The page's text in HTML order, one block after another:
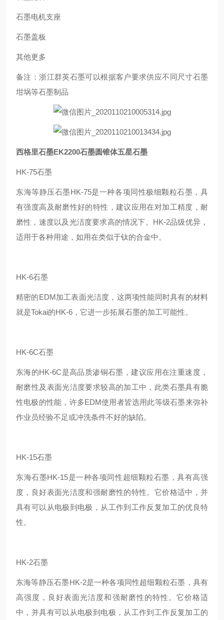
石墨电机支座
石墨盖板
其他更多
备注：浙江群英石墨可以根据客户要求供应不同尺寸石墨
坩埚等石墨制品
西格里石墨EK2200石墨圆锥体五星石墨
HK-75石墨
东海等静压石墨HK-75是一种各项同性极细颗粒石墨，具
有强度高及耐磨性好的特性，建议应用在对加工精度，耐
磨性，速度以及光洁度要求高的情况下。HK-2品级优异，
适用于各种用途，如用在类似于钛的合金中。
HK-6石墨
精密的EDM加工表面光洁度，这两项性能同时具有的材料
就是Tokai的HK-6，它进一步拓展石墨的加工可能性。
HK-6C石墨
东海的HK-6C是高品质渗铜石墨，建议应用在注重速度，
耐磨性及表面光洁度要求较高的加工中，此类石墨具有脆
性电极的性能，许多EDM使用者皆选用此等级石墨来弥补
作业员经验不足或冲洗条件不好的缺陷。
HK-15石墨
东海石墨HK-15是一种各项同性超细颗粒石墨，具有高强
度，良好表面光洁度和强耐磨性的特性。它价格适中，并
具有可以从电极到电极，从工作到工作反复加工的优良特
性。
HK-2石墨
东海等静压石墨HK-2是一种各项同性超细颗粒石墨，具有
高强度，良好表面光洁度和强耐磨性的特性。它价格适
中，并具有可以从电极到电极，从工作到工作反复加工的